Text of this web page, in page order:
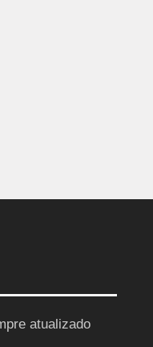
atualizado